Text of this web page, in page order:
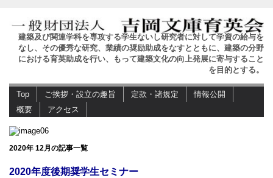
建築及び関連学科を専攻する学生ないし研究者に対して学資の給与を
なし、その優秀な研究、業績の奨励助成をなすとともに、建築の分野
における育英助成を行い、もって建築文化の向上発展に寄与すること
を目的とする。
Top ご挨拶・設立の趣旨 定款・諸規定
情報公開
概要
アクセス
2020年 12月の記事一覧
2020年度後期奨学生セミナー